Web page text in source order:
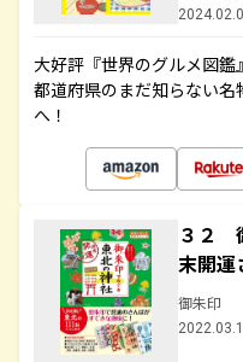
大好評『世界のグルメ図鑑
都道府県のまだ知らない
へ！
３２
末開
御朱印